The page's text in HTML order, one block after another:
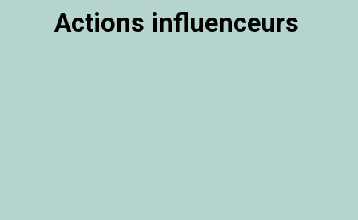
Actions influenceurs